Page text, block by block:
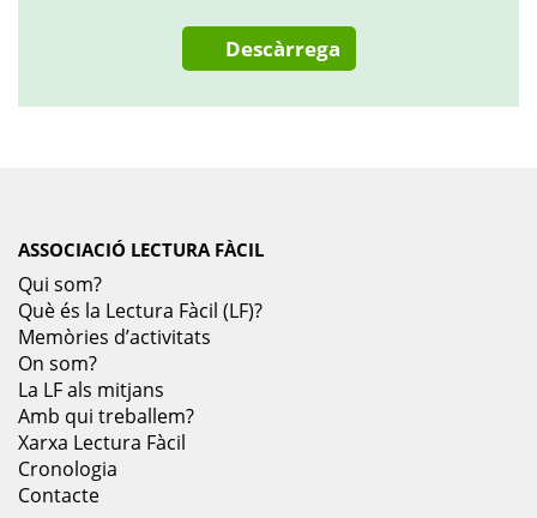
Descàrrega
ASSOCIACIÓ LECTURA FÀCIL
Qui som?
Què és la Lectura Fàcil (LF)?
Memòries d’activitats
On som?
La LF als mitjans
Amb qui treballem?
Xarxa Lectura Fàcil
Cronologia
Contacte